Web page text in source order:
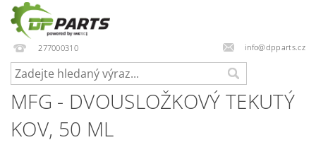
277000310 info@dpparts.cz
MFG - DVOUSLOŽKOVÝ TEKUTÝ
KOV, 50 ML